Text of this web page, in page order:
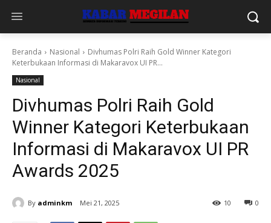
Beranda Nasional
Divhumas Polri Raih Gold Winner Kategori
Keterbukaan Informasi di Makaravox UI PR...
Nasional
Divhumas Polri Raih Gold
Winner Kategori Keterbukaan
Informasi di Makaravox UI PR
Awards 2025
By adminkm Mei 21, 2025 0
10